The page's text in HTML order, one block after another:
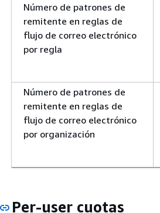
Número de patrones de
remitente en reglas de
flujo de correo electrónico
por regla
Número de patrones de
remitente en reglas de
flujo de correo electrónico
por organización
Per-user cuotas